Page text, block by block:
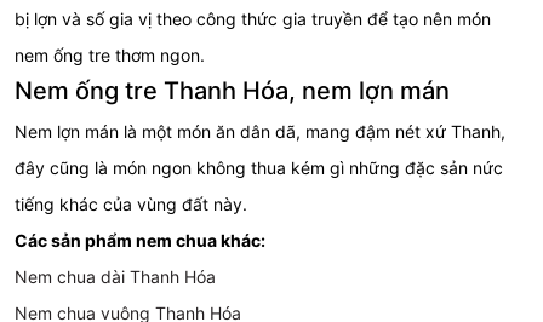
bị lợn và số gia vị theo công thức gia truyền để tạo nên món
nem ống tre thơm ngon.
Nem ống tre Thanh Hóa, nem lợn mán
Nem lợn mán là một món ăn dân dã, mang đậm nét xứ Thanh,
đây cũng là món ngon không thua kém gì những đặc sản nức
tiếng khác của vùng đất này.
Các sản phẩm nem chua khác:
Nem chua dài Thanh Hóa
Nem chua vuông Thanh Hóa